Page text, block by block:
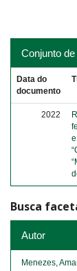
Conjunto de
Data do
documento
2022
Busca
Autor
Menezes,